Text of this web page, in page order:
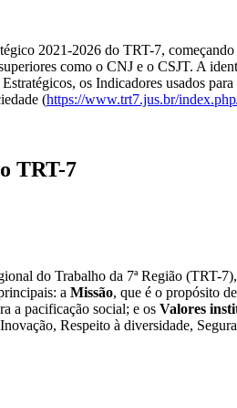
2021-2026 do TRT-7,
como o CNJ e o CSJT. A
os Indicadores usados
(https://www.trt7.jus.br/
TRT-7
do Trabalho da 7ª Região (TRT-
a Missão, que é o propósito
a pacificação social; e os Valores
Respeito à diversidade,